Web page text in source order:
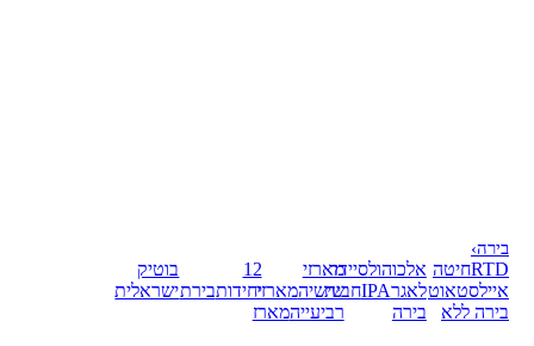
בירה›
RTDחיטה
איילסטאוט
בירה ללא
אלכוהולסיידר
לאגרIPAחבית
בירה
מארזי
שישיהמארזי
רביעייהמארז
12
יחידותבירת
בוטיק
ישראלית